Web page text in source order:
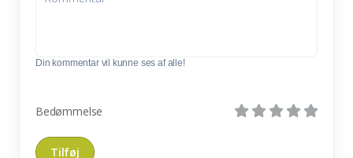
Din kommentar vil kunne ses af alle!
Bedømmelse